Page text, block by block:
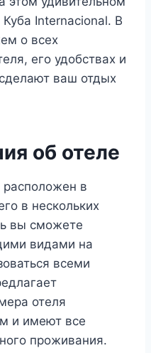
Куба Internacional. В
о всех
его удобствах и
ваш отдых
об отеле
расположен в
в нескольких
вы сможете
видами на
всеми
отеля
и имеют все
проживания.